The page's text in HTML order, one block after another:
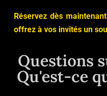
Réservez dès
offrez à vos invités un
Questions
Qu'est-ce